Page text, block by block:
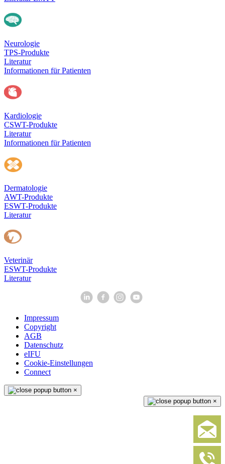
Neurologie
TPS-Produkte
Literatur
Informationen für Patienten
Kardiologie
CSWT-Produkte
Literatur
Informationen für Patienten
Dermatologie
AWT-Produkte
ESWT-Produkte
Literatur
Veterinär
ESWT-Produkte
Literatur
Impressum
Copyright
AGB
Datenschutz
eIFU
Cookie-Einstellungen
Connect
×
×